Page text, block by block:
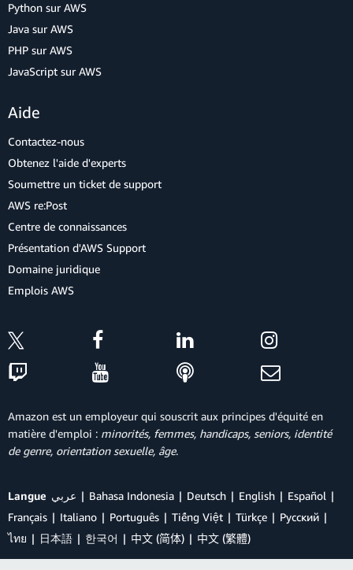
Python sur AWS
Java sur AWS
PHP sur AWS
JavaScript sur AWS
Aide
Contactez-nous
Obtenez l'aide d'experts
Soumettre un ticket de support
AWS re:Post
Centre de connaissances
Présentation d'AWS Support
Domaine juridique
Emplois AWS
Amazon est un employeur qui souscrit aux principes d'équité en
matière d'emploi : minorités, femmes, handicaps, seniors, identité
de genre, orientation sexuelle, âge.
Langue عربي Bahasa Indonesia Deutsch English
Español
Français
Italiano Português Tiếng Việt Türkçe
Ρусский
ไทย
日本語 한국어 中文 (简体) 中文 (繁體)